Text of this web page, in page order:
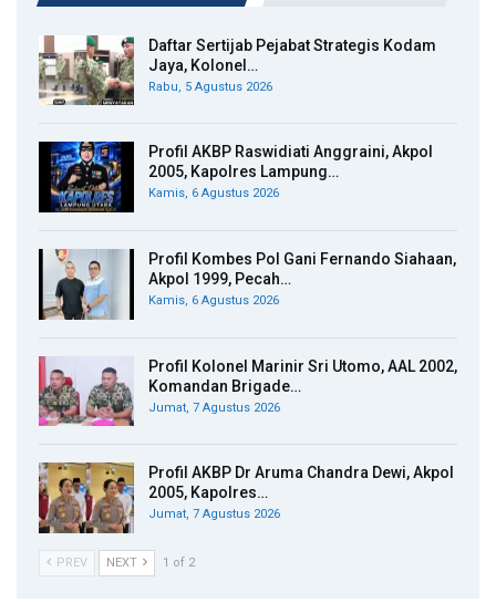
Daftar Sertijab Pejabat Strategis Kodam
Jaya, Kolonel…
Rabu, 5 Agustus 2026
Profil AKBP Raswidiati Anggraini, Akpol
2005, Kapolres Lampung…
Kamis, 6 Agustus 2026
Profil Kombes Pol Gani Fernando Siahaan,
Akpol 1999, Pecah…
Kamis, 6 Agustus 2026
Profil Kolonel Marinir Sri Utomo, AAL 2002,
Komandan Brigade…
Jumat, 7 Agustus 2026
Profil AKBP Dr Aruma Chandra Dewi, Akpol
2005, Kapolres…
Jumat, 7 Agustus 2026
PREV NEXT 1 of 2